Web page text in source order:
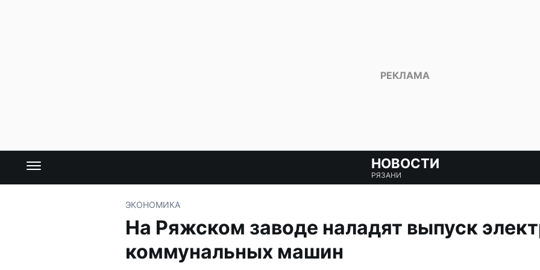
НОВОСТИ
РЯЗАНИ
ЭКОНОМИКА
На Ряжском заводе наладят выпуск
коммунальных машин